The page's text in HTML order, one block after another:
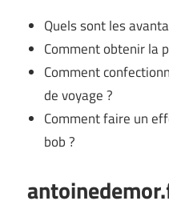
Quels sont les
Comment obtenir la
Comment
de voyage ?
Comment faire un
bob ?